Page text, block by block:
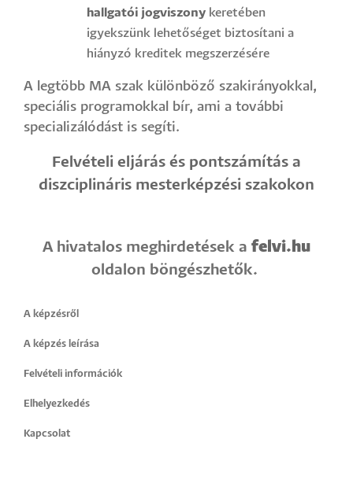
hallgatói jogviszony keretében
igyekszünk lehetőséget biztosítani a
hiányzó kreditek megszerzésére
A legtöbb MA szak különböző szakirányokkal,
speciális programokkal bír, ami a további
specializálódást is segíti.
Felvételi eljárás és pontszámítás a
diszciplináris mesterképzési szakokon
A hivatalos meghirdetések a felvi.hu
oldalon böngészhetők.
A képzésről
A képzés leírása
Felvételi információk
Elhelyezkedés
Kapcsolat